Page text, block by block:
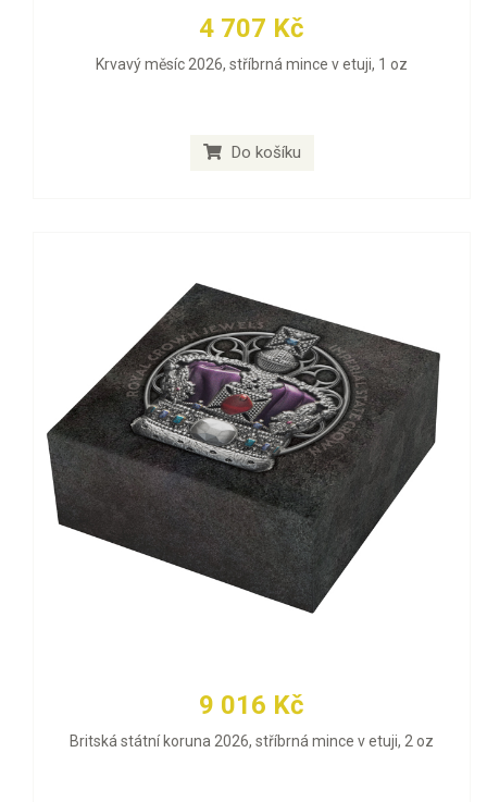
4 707 Kč
Krvavý měsíc 2026, stříbrná mince v etuji, 1 oz
Do košíku
9 016 Kč
Britská státní koruna 2026, stříbrná mince v etuji, 2 oz